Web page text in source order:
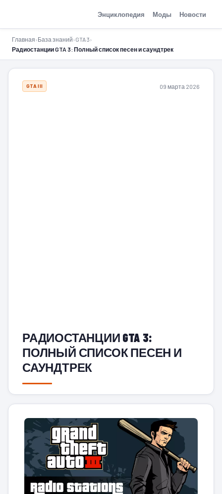
Энциклопедия Моды Новости
Главная›База знаний›GTA 3›
Радиостанции GTA 3: Полный список песен и саундтрек
GTA III 09 марта 2026
РАДИОСТАНЦИИ GTA 3:
ПОЛНЫЙ СПИСОК ПЕСЕН И
САУНДТРЕК